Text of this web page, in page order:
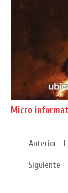
Micro
Anterior 1
Siguiente